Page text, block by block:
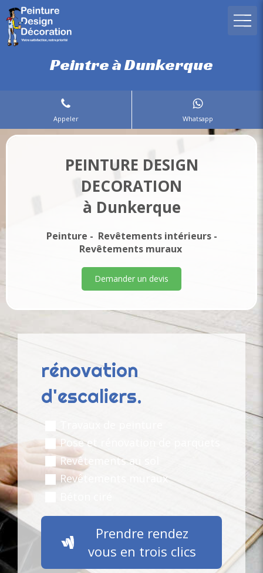
Peintre à Dunkerque
Appeler Whatsapp
PEINTURE DESIGN
DECORATION
à Dunkerque
Peinture - Revêtements intérieurs -
Revêtements muraux
Demander un devis
rénovation
d'escaliers.
Pose et rénovation de parquets
Revêtements au sol
Revêtements muraux
Prendre rendez
vous en trois clics